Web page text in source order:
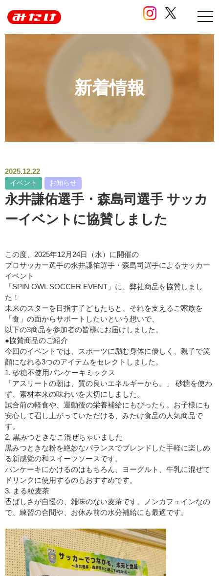
ナ
ビ
ゲ
新着情報
2025.12.22
イベント お知らせ
永井謙佑選手・森島司選手 サッカ
ーイベントに協賛しました
この度、2025年12月24日（水）に開催の
プロサッカー選手の永井謙佑選手・森島司選手によるサッカー
イベント
「SPIN OWL SOCCER EVENT」に、弊社商品を協賛しまし
た！
未来のスターを目指す子どもたちと、それを支えるご家族を
「食」の面からサポートしたいという想いで、
以下の3商品を参加者の皆様にお届けしました。
●協賛商品のご紹介
今回のイベントでは、スポーツに励む身体に優しく、親子で笑
顔になれる3つのアイテムをセレクトしました。
1. 砂糖不使用パンケーキミックス
「アスリートの朝は、質の良いエネルギーから。」 砂糖を使わ
ず、素材本来の味わいを大切にしました。
試合前の軽食や、運動後の栄養補給にもぴったり。お子様にも
安心して召し上がっていただける、みたけ食品の人気商品で
す。
2. 黒みつときなこ混ぜちゃいました
黒みつときな粉を絶妙なバランスでブレンドした手軽に楽しめ
る新感覚の和スイーツソースです。
パンケーキにかけるのはもちろん、ヨーグルト、牛乳に混ぜて
ドリンクに使用するのもおすすめです。
3. まる粒麦茶
香ばしさが自慢の、雑味のない麦茶です。ノンカフェインなの
で、練習の合間や、お休み前の水分補給にも最適です。